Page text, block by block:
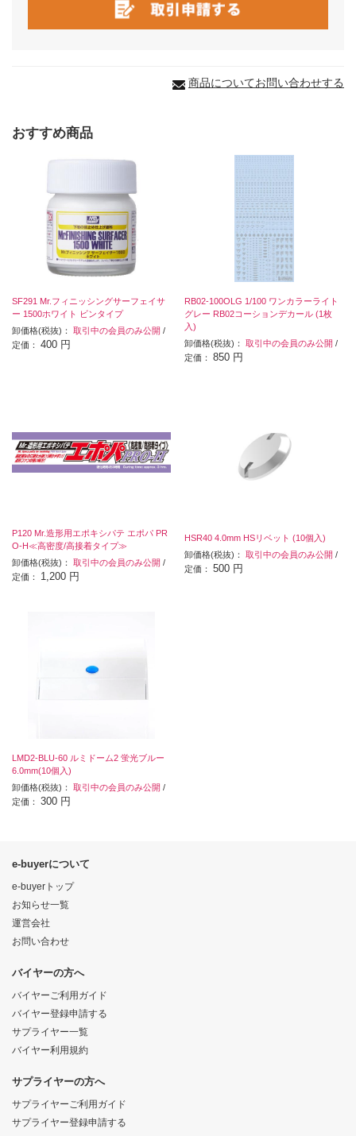
商品についてお問い合わせする
おすすめ商品
SF291 Mr.フィニッシングサーフェイサ
ー 1500ホワイト ビンタイプ
卸価格(税抜)： 取引中の会員のみ公開 /
定価： 400 円
RB02-100OLG 1/100 ワンカラーライト
グレー RB02コーションデカール (1枚
入)
卸価格(税抜)：取引中の会員のみ公開 /
定価：850 円
P120 Mr.造形用エポキシパテ エポパ PR
O-H≪高密度/高接着タイプ≫
卸価格(税抜)： 取引中の会員のみ公開 /
定価： 1,200 円
HSR40 4.0mm HSリベット (10個入)
卸価格(税抜)：取引中の会員のみ公開 /
定価：500 円
LMD2-BLU-60 ルミドーム2 蛍光ブルー
6.0mm(10個入)
卸価格(税抜)： 取引中の会員のみ公開 /
定価： 300 円
e-buyerについて
e-buyerトップ
お知らせ一覧
運営会社
お問い合わせ
バイヤーの方へ
バイヤーご利用ガイド
バイヤー登録申請する
サプライヤー一覧
バイヤー利用規約
サプライヤーの方へ
サプライヤーご利用ガイド
サプライヤー登録申請する